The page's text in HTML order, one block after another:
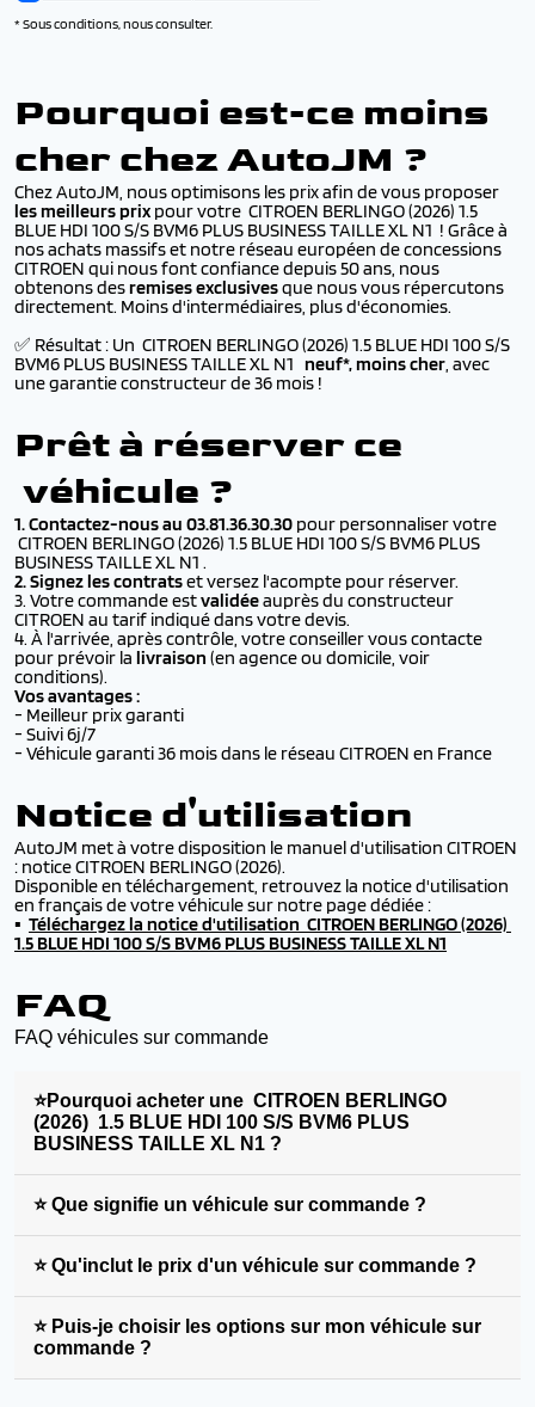
* Sous conditions, nous consulter.
Pourquoi est-ce moins
cher chez AutoJM ?
Chez AutoJM, nous optimisons les prix afin de vous proposer
les meilleurs prix pour votre CITROEN BERLINGO (2026) 1.5
BLUE HDI 100 S/S BVM6 PLUS BUSINESS TAILLE XL N1 ! Grâce à
nos achats massifs et notre réseau européen de concessions
CITROEN qui nous font confiance depuis 50 ans, nous
obtenons desremises exclusivesque nous vous répercutons
directement. Moins d'intermédiaires, plus d'économies.
✅ Résultat : Un CITROEN BERLINGO (2026) 1.5 BLUE HDI 100 S/S
BVM6 PLUS BUSINESS TAILLE XL N1 neuf*, moins cher, avec
une garantie constructeur de 36 mois !
Prêt à réserver ce
véhicule ?
1. Contactez-nous au 03.81.36.30.30 pour personnaliser votre
CITROEN BERLINGO (2026) 1.5 BLUE HDI 100 S/S BVM6 PLUS
BUSINESS TAILLE XL N1 .
2. Signez les contratset versez l'acompte pour réserver.
3. Votre commande estvalidéeauprès du constructeur
CITROEN au tarif indiqué dans votre devis.
4. À l'arrivée, après contrôle, votre conseiller vous contacte
pour prévoir la livraison (en agence ou domicile, voir
conditions).
Vos avantages :
- Meilleur prix garanti
- Suivi 6j/7
- Véhicule garanti 36 mois dans le réseau CITROEN en France
Notice d'utilisation
AutoJM met à votre disposition le manuel d'utilisation CITROEN
: notice CITROEN BERLINGO (2026).
Disponible en téléchargement, retrouvez la notice d'utilisation
en français de votre véhicule sur notre page dédiée :
▪️ Téléchargez la notice d'utilisation CITROEN BERLINGO (2026)
1.5 BLUE HDI 100 S/S BVM6 PLUS BUSINESS TAILLE XL N1
FAQ
FAQ véhicules sur commande
⭐Pourquoi acheter une CITROEN BERLINGO
(2026) 1.5 BLUE HDI 100 S/S BVM6 PLUS
BUSINESS TAILLE XL N1 ?
⭐ Que signifie un véhicule sur commande ?
⭐ Qu'inclut le prix d'un véhicule sur commande ?
⭐ Puis-je choisir les options sur mon véhicule sur
commande ?